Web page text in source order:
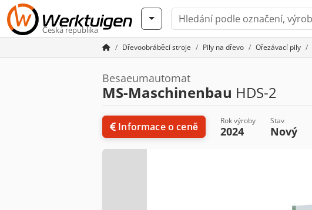
Česká republika
Dřevoobráběcí stroje Pily na dřevo Ořezávací pily
Besaeumautomat
MS-Maschinenbau HDS-2
Informace o ceně Rok výroby
2024
Stav
Nový